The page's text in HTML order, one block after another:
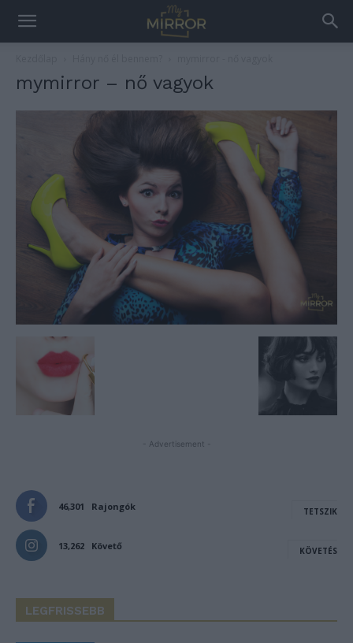
mymirror – nő vagyok
- Advertisement -
46,301 Rajongók TETSZIK
13,262 Követő KÖVETÉS
LEGFRISSEBB